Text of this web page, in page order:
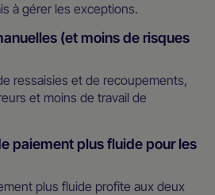
à gérer les exceptions.
(et moins de risques
ressaisies et de recoupements,
et moins de travail de
paiement plus fluide pour les
plus fluide profite aux deux